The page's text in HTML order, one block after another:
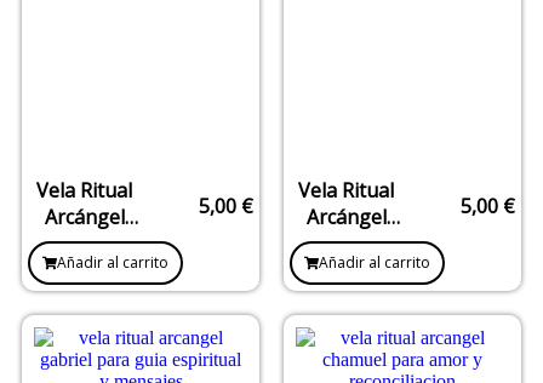
Vela Ritual
Arcángel
Uriel –
Prosperidad,
Sabiduría y
Abundancia
5,00 €
Añadir al carrito
Vela Ritual
Arcángel
Rafael –
Sanación,
Salud y
Equilibrio
5,00 €
Añadir al carrito